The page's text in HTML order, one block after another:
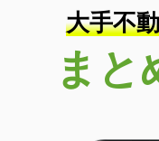
間取り
神奈川県横浜市金沢区
価 格
大手不
まと